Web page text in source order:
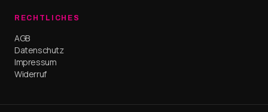
RECHTLICHES
AGB
Datenschutz
Impressum
Widerruf